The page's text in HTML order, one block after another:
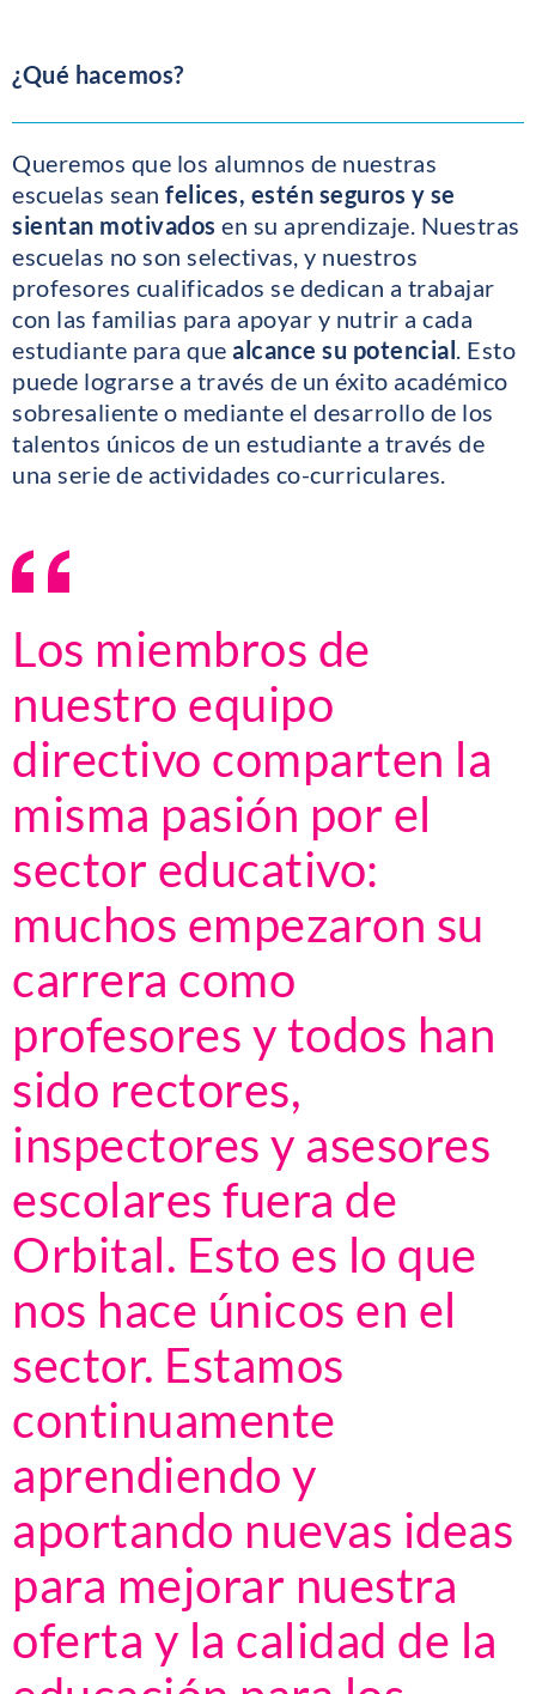
¿Qué hacemos?
Queremos que los alumnos de nuestras
escuelas sean felices, estén seguros y se
sientan motivados en su aprendizaje. Nuestras
escuelas no son selectivas, y nuestros
profesores cualificados se dedican a trabajar
con las familias para apoyar y nutrir a cada
estudiante para que alcance su potencial. Esto
puede lograrse a través de un éxito académico
sobresaliente o mediante el desarrollo de los
talentos únicos de un estudiante a través de
una serie de actividades co-curriculares.
Los miembros de
nuestro equipo
directivo comparten la
misma pasión por el
sector educativo:
muchos empezaron su
carrera como
profesores y todos han
sido rectores,
inspectores y asesores
escolares fuera de
Orbital. Esto es lo que
nos hace únicos en el
sector. Estamos
continuamente
aprendiendo y
aportando nuevas ideas
para mejorar nuestra
oferta y la calidad de la